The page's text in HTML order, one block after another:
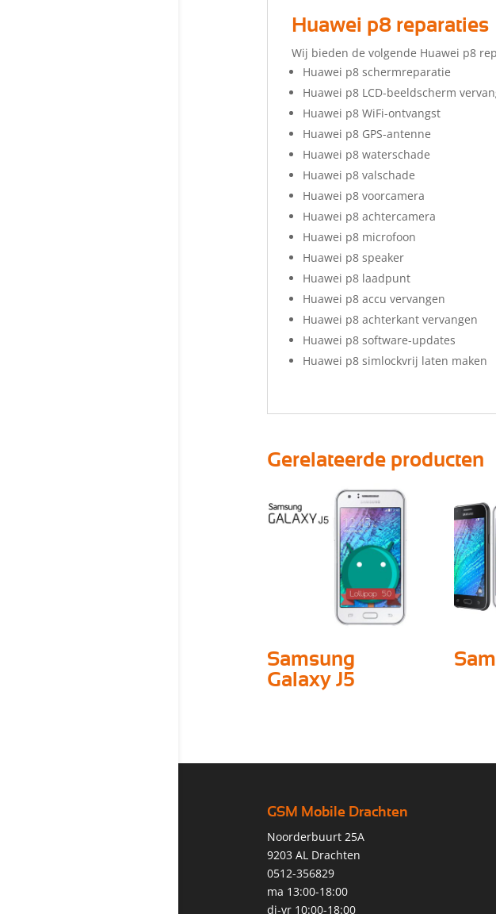
Huawei p8 reparaties
Wij bieden de volgende Huawei p8
Huawei p8 schermreparatie
Huawei p8 LCD-beeldscherm
Huawei p8 WiFi-ontvangst
Huawei p8 GPS-antenne
Huawei p8 waterschade
Huawei p8 valschade
Huawei p8 voorcamera
Huawei p8 achtercamera
Huawei p8 microfoon
Huawei p8 speaker
Huawei p8 laadpunt
Huawei p8 accu vervangen
Huawei p8 achterkant vervangen
Huawei p8 software-updates
Huawei p8 simlockvrij laten maken
Gerelateerde producten
Samsung
Galaxy J5
GSM Mobile Drachten
Noorderbuurt 25A
9203 AL Drachten
0512-356829
ma 13:00-18:00
di-vr 10:00-18:00